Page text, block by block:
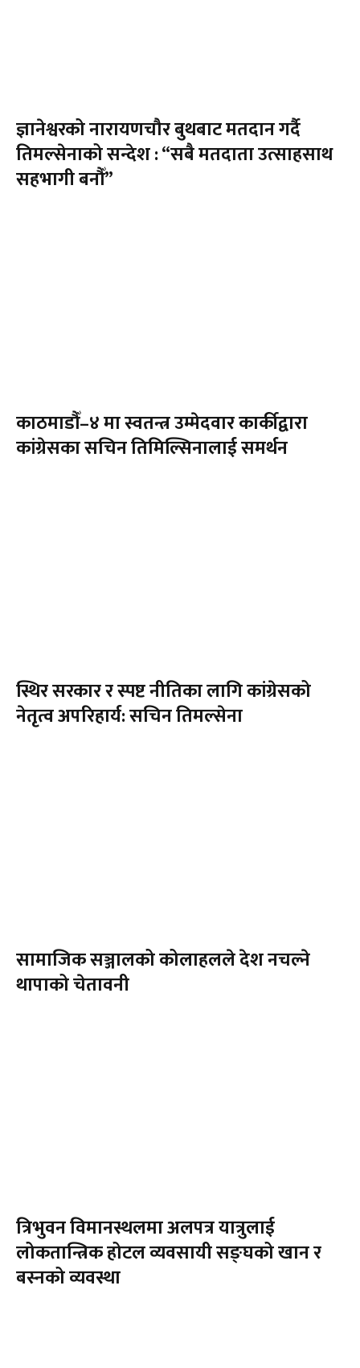
ज्ञानेश्वरको नारायणचौर बुथबाट मतदान गर्दै
तिमल्सेनाको सन्देश : “सबै मतदाता उत्साहसाथ
सहभागी बनौँ”
काठमाडौँ–४ मा स्वतन्त्र उम्मेदवार कार्कीद्वारा
कांग्रेसका सचिन तिमिल्सिनालाई समर्थन
स्थिर सरकार र स्पष्ट नीतिका लागि कांग्रेसको
नेतृत्व अपरिहार्य: सचिन तिमल्सेना
सामाजिक सञ्जालको कोलाहलले देश नचल्ने
थापाको चेतावनी
त्रिभुवन विमानस्थलमा अलपत्र यात्रुलाई
लोकतान्त्रिक होटल व्यवसायी सङ्घको खान र
बस्नको व्यवस्था